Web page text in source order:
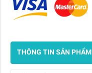
THÔNG TIN SẢN PHẨM